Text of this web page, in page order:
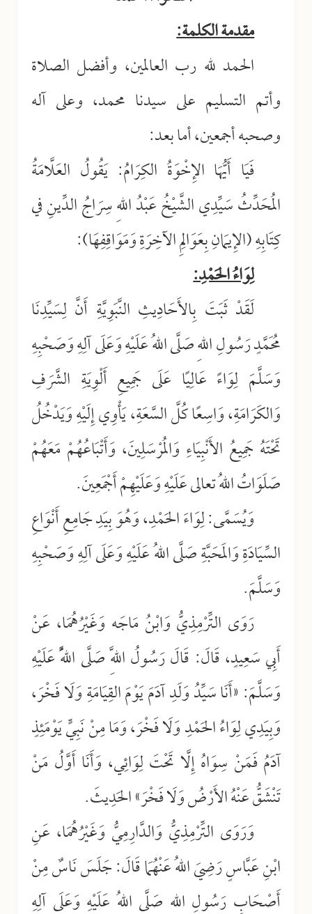
مقدمة الكلمة:
الحمد لله رب العالمين، وأفضل الصلاة
وأتم التسليم على سيدنا محمد، وعلى آله
وصحبه أجمعين، أما بعد:
فَيَا أَيُّهَا الإِخْوَةُ الكِرَامُ: يَقُولُ العَلَّامَةُ
المُحَدِّثُ سَيِّدِي الشَّيْخُ عَبْدُ اللهِ سِرَاجُ الدِّينِ في
كِتَابِهِ (الإِيمَانِ بِعَوَالِمِ الآخِرَةِ وَمَوَاقِفِهَا):
لِوَاءُ الحَمْدِ:
لَقَدْ ثَبَتَ بِالأَحَادِيثِ النَّبَوِيَّةِ أَنَّ لِسَيِّدِنَا
مُحَمَّدٍ رَسُولِ اللهِ صَلَّى اللهُ عَلَيْهِ وَعَلَى آلِهِ وَصَحْبِهِ
وَسَلَّمَ لِوَاءً عَالِيًا عَلَى جَمِيعِ أَلْوِيَةِ الشَّرَفِ
وَالكَرَامَةِ، وَاسِعًا كُلَّ السَّعَةِ، يَأْوِي إِلَيْهِ وَيَدْخُلُ
تَحْتَهُ جَمِيعُ الأَنْبِيَاءِ وَالمُرْسَلِينَ، وَأَتْبَاعُهُمْ مَعَهُمْ
صَلَوَاتُ اللهُ تعالى عَلَيْهِ وَعَلَيْهِمْ أَجْمَعِينَ.
وَيُسَمَّى: لِوَاءَ الحَمْدِ، وَهُوَ بِيَدِ جَامِعِ أَنْوَاعِ
السِّيَادَةِ وَالمَحَبَّةِ صَلَّى اللهُ عَلَيْهِ وَعَلَى آلِهِ وَصَحْبِهِ
وَسَلَّمَ.
رَوَى التِّرْمِذِيُّ وَابْنُ مَاجَه وَغَيْرُهُمَا، عَنْ
أَبِي سَعِيدٍ، قَالَ: قَالَ رَسُولُ اللَّهِ صَلَّى اللَّهُ عَلَيْهِ
وَسَلَّمَ: «أَنَا سَيِّدُ وَلَدِ آدَمَ يَوْمَ القِيَامَةِ وَلَا فَخْرَ،
وَبِيَدِي لِوَاءُ الحَمْدِ وَلَا فَخْرَ، وَمَا مِنْ نَبِيٍّ يَوْمَئِذٍ
آدَمُ فَمَنْ سِوَاهُ إِلَّا تَحْتَ لِوَائِي، وَأَنَا أَوَّلُ مَنْ
تَنْشَقُّ عَنْهُ الأَرْضُ وَلَا فَخْرَ» الحَدِيثَ.
وَرَوَى التِّرْمِذِيُّ وَالدَّارِمِيُّ وَغَيْرُهُمَا، عَنِ
ابْنِ عَبَّاسٍ رَضِيَ اللهُ عَنْهُمَا قَالَ: جَلَسَ نَاسٌ مِنْ
أَصْحَابِ رَسُولِ اللهِ صَلَّى اللهُ عَلَيْهِ وَعَلَى آلِهِ